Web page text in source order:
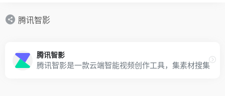
腾讯智影
腾讯智影
腾讯智影是一款云端智能视频创作工具，集素材搜集、